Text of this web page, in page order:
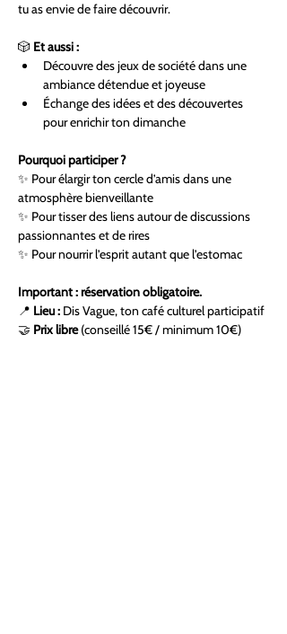
tu as envie de faire découvrir.
🎲 Et aussi :
Découvre des jeux de société dans une
ambiance détendue et joyeuse
Échange des idées et des découvertes
pour enrichir ton dimanche
Pourquoi participer ?
✨ Pour élargir ton cercle d’amis dans une
atmosphère bienveillante
✨ Pour tisser des liens autour de discussions
passionnantes et de rires
✨ Pour nourrir l’esprit autant que l’estomac
Important : réservation obligatoire.
📍 Lieu : Dis Vague, ton café culturel participatif
🤝 Prix libre (conseillé 15€ / minimum 10€)